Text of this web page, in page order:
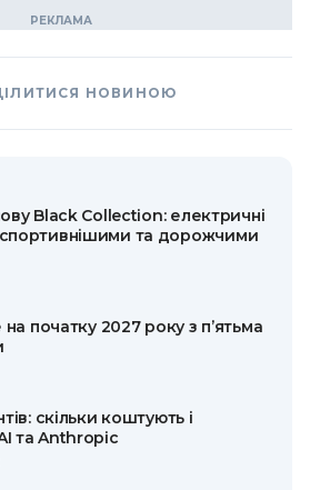
НОВИНОЮ
Black Collection: електричні
та дорожчими
початку 2027 року з п’ятьма
скільки коштують і
та Anthropic